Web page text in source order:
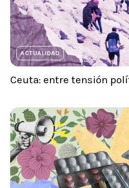
ACTUALIDAD
Ceuta: entre tensión